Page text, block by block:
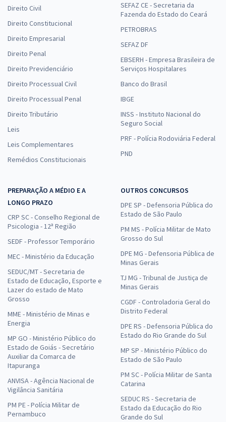
Direito Civil
Direito Constitucional
Direito Empresarial
Direito Penal
Direito Previdenciário
Direito Processual Civil
Direito Processual Penal
Direito Tributário
Leis
Leis Complementares
Remédios Constitucionais
SEFAZ CE - Secretaria da
Fazenda do Estado do Ceará
PETROBRAS
SEFAZ DF
EBSERH - Empresa Brasileira de
Serviços Hospitalares
Banco do Brasil
IBGE
INSS - Instituto Nacional do
Seguro Social
PRF - Polícia Rodoviária Federal
PND
PREPARAÇÃO A MÉDIO E A
LONGO PRAZO
CRP SC - Conselho Regional de
Psicologia - 12ª Região
SEDF - Professor Temporário
MEC - Ministério da Educação
SEDUC/MT - Secretaria de
Estado de Educação, Esporte e
Lazer do estado de Mato
Grosso
MME - Ministério de Minas e
Energia
MP GO - Ministério Público do
Estado de Goiás - Secretário
Auxiliar da Comarca de
Itapuranga
ANVISA - Agência Nacional de
Vigilância Sanitária
PM PE - Polícia Militar de
Pernambuco
OUTROS CONCURSOS
DPE SP - Defensoria Pública do
Estado de São Paulo
PM MS - Polícia Militar de Mato
Grosso do Sul
DPE MG - Defensoria Pública de
Minas Gerais
TJ MG - Tribunal de Justiça de
Minas Gerais
CGDF - Controladoria Geral do
Distrito Federal
DPE RS - Defensoria Pública do
Estado do Rio Grande do Sul
MP SP - Ministério Público do
Estado de São Paulo
PM SC - Polícia Militar de Santa
Catarina
SEDUC RS - Secretaria de
Estado da Educação do Rio
Grande do Sul